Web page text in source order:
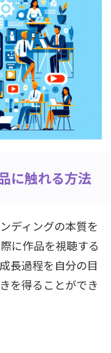
に触れる方法
ディングの本質を
に作品を視聴する
長過程を自分の目
を得ることができ